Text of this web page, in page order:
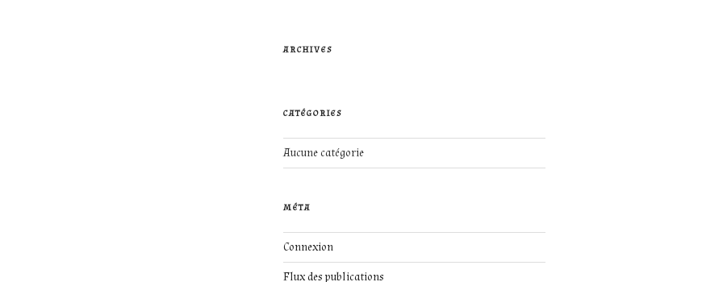
ARCHIVES
CATÉGORIES
Aucune catégorie
MÉTA
Connexion
Flux des publications